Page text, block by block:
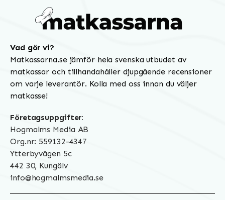
Vad gör vi?
Matkassarna.se jämför hela svenska utbudet av
matkassar och tillhandahåller djupgående recensioner
om varje leverantör. Kolla med oss innan du väljer
matkasse!
Företagsuppgifter:
Hogmalms Media AB
Org.nr: 559132-4347
Ytterbyvägen 5c
442 30, Kungälv
info@hogmalmsmedia.se